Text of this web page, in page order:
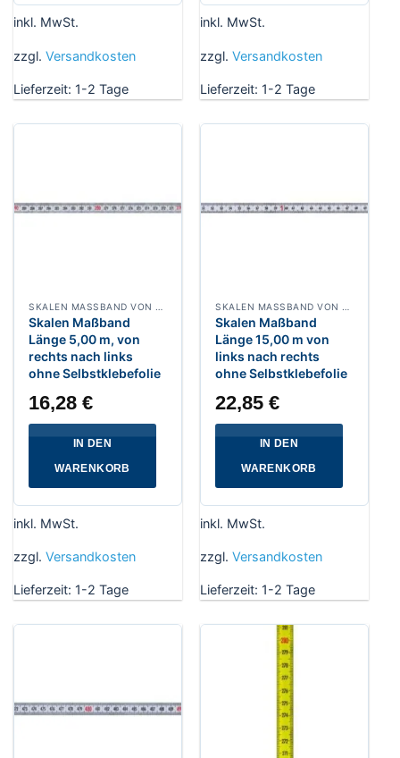
inkl. MwSt.
zzgl. Versandkosten
Lieferzeit: 1-2 Tage
inkl. MwSt.
zzgl. Versandkosten
Lieferzeit: 1-2 Tage
Skalen Maßband
Länge 5,00 m, von
rechts nach links
ohne Selbstklebefolie
16,28€
IN DEN
WARENKORB
inkl. MwSt.
zzgl. Versandkosten
Lieferzeit: 1-2 Tage
Skalen Maßband
Länge 15,00 m von
links nach rechts
ohne Selbstklebefolie
22,85€
IN DEN
WARENKORB
inkl. MwSt.
zzgl. Versandkosten
Lieferzeit: 1-2 Tage